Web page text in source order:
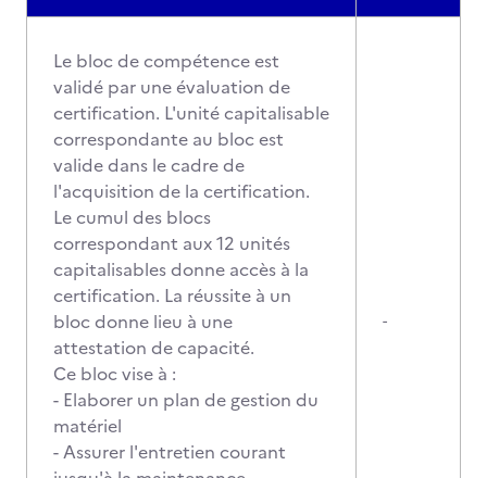
Le bloc de compétence est
validé par une évaluation de
certification. L'unité capitalisable
correspondante au bloc est
valide dans le cadre de
l'acquisition de la certification.
Le cumul des blocs
correspondant aux 12 unités
capitalisables donne accès à la
certification. La réussite à un
bloc donne lieu à une
attestation de capacité.
Ce bloc vise à :
- Elaborer un plan de gestion du
matériel
- Assurer l'entretien courant
-